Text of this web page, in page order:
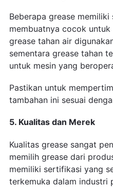
Beberapa grease
membuatnya cocok untuk
grease tahan air
sementara grease tahan
untuk mesin yang
Pastikan untuk
tambahan ini sesuai
5. Kualitas dan Merek
Kualitas grease sangat
memilih grease dari
memiliki sertifikasi yang
terkemuka dalam industri